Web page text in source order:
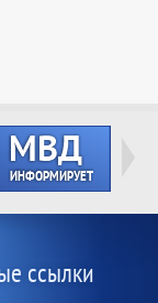
ссылки